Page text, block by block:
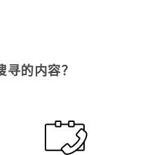
的内容？